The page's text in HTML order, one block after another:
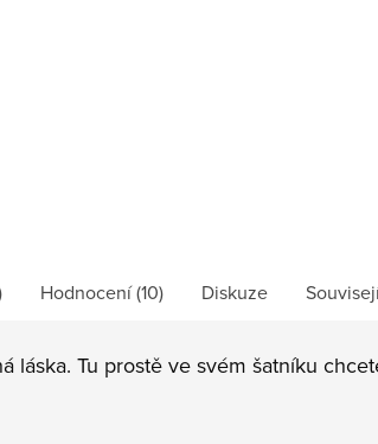
Hodnocení (10) Diskuze
láska. Tu prostě ve svém šatníku